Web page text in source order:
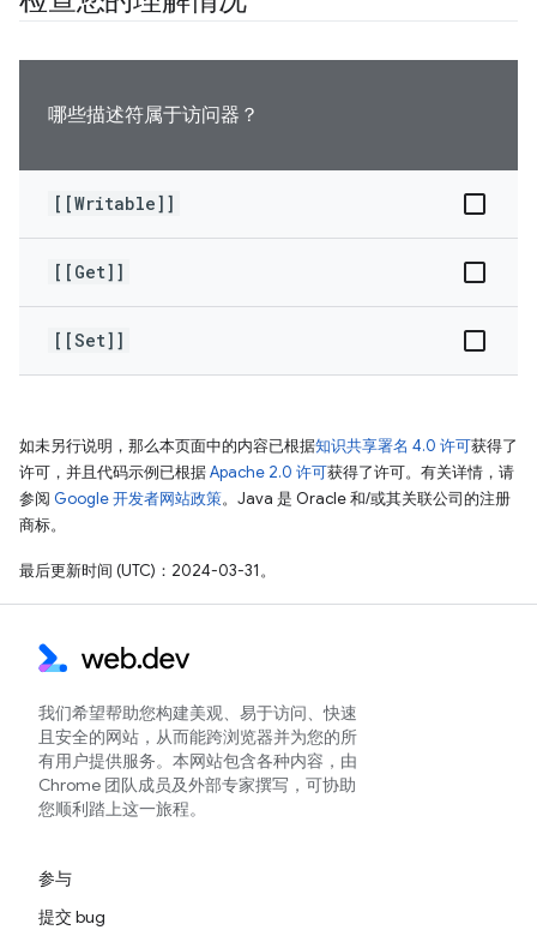
哪些描述符属于访问器？
[[Writable]]
[[Get]]
[[Set]]
如未另行说明，那么本页面中的内容已根据知识共享署名 4.0 许可获得了
许可，并且代码示例已根据Apache 2.0 许可获得了许可。有关详情，请
参阅 Google 开发者网站政策。Java 是 Oracle 和/或其关联公司的注册
商标。
最后更新时间 (UTC)：2024-03-31。
我们希望帮助您构建美观、易于访问、快速
且安全的网站，从而能跨浏览器并为您的所
有用户提供服务。本网站包含各种内容，由
Chrome 团队成员及外部专家撰写，可协助
您顺利踏上这一旅程。
参与
提交 bug